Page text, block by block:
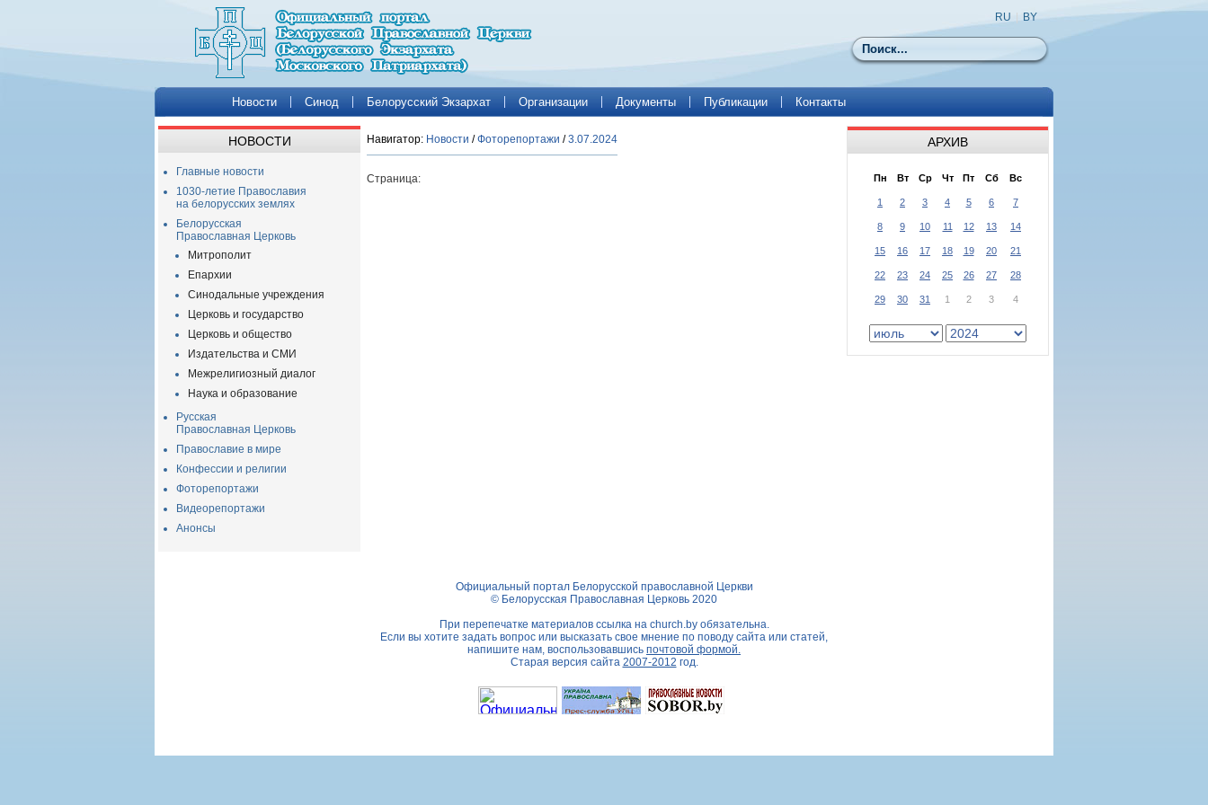
Поиск
RU BY
Новости Синод Белорусский Экзархат Организации Документы Публикации Контакты
НОВОСТИ
Главные новости
1030-летие Православия
на белорусских землях
Белорусская
Православная Церковь
Митрополит
Епархии
Синодальные учреждения
Церковь и государство
Церковь и общество
Издательства и СМИ
Межрелигиозный диалог
Наука и образование
Русская
Православная Церковь
Православие в мире
Конфессии и религии
Фоторепортажи
Видеорепортажи
Анонсы
Навигатор: Новости /Фоторепортажи /3.07.2024
Страница:
АРХИВ
Пн Вт Ср Чт Пт Сб Вс
1 2 3 4 5 6 7
8 9 10 11 12 13 14
15 16 17 18 19 20 21
22 23 24 25 26 27 28
29 30 31 1 2 3 4
Официальный портал Белорусской православной Церкви
© Белорусская Православная Церковь 2020
При перепечатке материалов ссылка на church.byобязательна.
Если вы хотите задать вопрос или высказать свое мнение по поводу сайта или статей,
напишите нам, воспользовавшись почтовой формой.
Старая версия сайта 2007-2012 год.